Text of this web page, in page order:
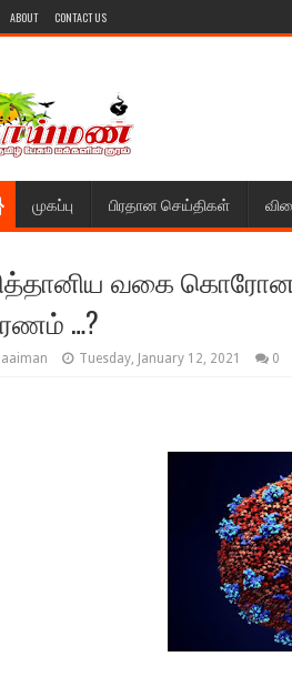
ABOUT CONTACT US
முகப்பு பிரதான செய்திகள்
வகை
…?
Tuesday, January 12, 2021 0